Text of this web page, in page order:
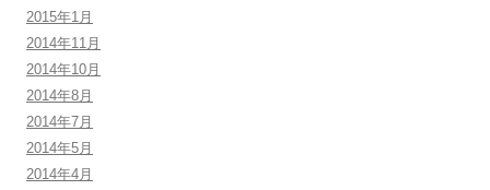
2015年1月
2014年11月
2014年10月
2014年8月
2014年7月
2014年5月
2014年4月